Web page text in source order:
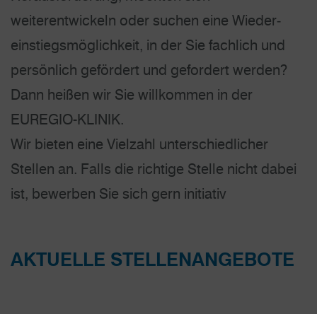
weiterentwickeln oder suchen eine Wieder­
einstiegs­möglichkeit, in der Sie fachlich und
persönlich gefördert und gefordert werden?
Dann heißen wir Sie willkommen in der
EUREGIO-KLINIK.
Wir bieten eine Vielzahl unterschiedlicher
Stellen an. Falls die richtige Stelle nicht dabei
ist, bewerben Sie sich gern initiativ
AKTUELLE STELLENANGEBOTE